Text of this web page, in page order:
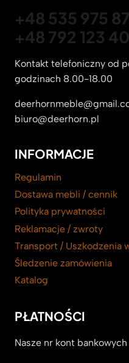
+48 535 975
+48 792 123
Kontakt telefoniczny od
godzinach 8.00-18.00
biuro@deerhorn.pl
INFORMACJE
Regulamin
Dostawa mebli / cennik
Polityka prywatności
Reklamacje / zwroty
Transport / Uszkodzenia
Śledzenie zamówienia
Katalog
PŁATNOŚCI
Nasze nr kont bankowych